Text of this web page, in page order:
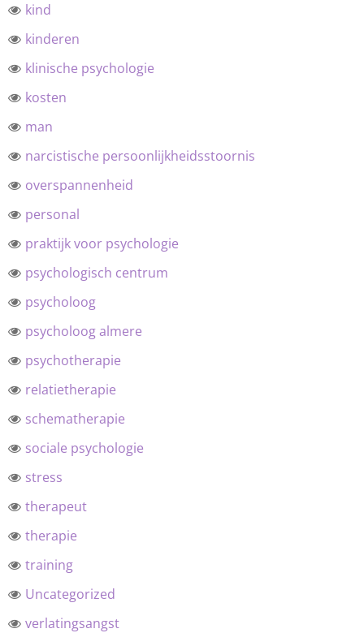
kind
kinderen
klinische psychologie
kosten
man
narcistische persoonlijkheidsstoornis
overspannenheid
personal
praktijk voor psychologie
psychologisch centrum
psycholoog
psycholoog almere
psychotherapie
relatietherapie
schematherapie
sociale psychologie
stress
therapeut
therapie
training
Uncategorized
verlatingsangst